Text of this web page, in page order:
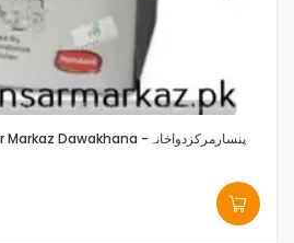
Pansar Markaz Dawakhana -پنسارمرکزدواخانہ